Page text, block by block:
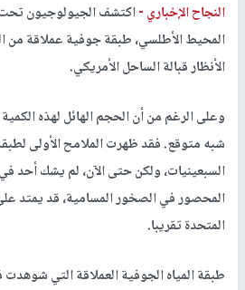
النجاح الإخباري -اكتشف الجيولوجيون تحت
المحيط الأطلسي، طبقة جوفية عملاقة من
الأنظار قبالة الساحل الأمريكي.
وعلى الرغم من أن الحجم الهائل لهذه
شبه متوقع. فقد ظهرت الملامح الأولى
السبعينيات، ولكن حتى الآن، لم يشك أحد
المحصور في الصخور المسامية، قد يمتد
المتحدة تقريبا.
طبقة المياه الجوفية العملاقة التي